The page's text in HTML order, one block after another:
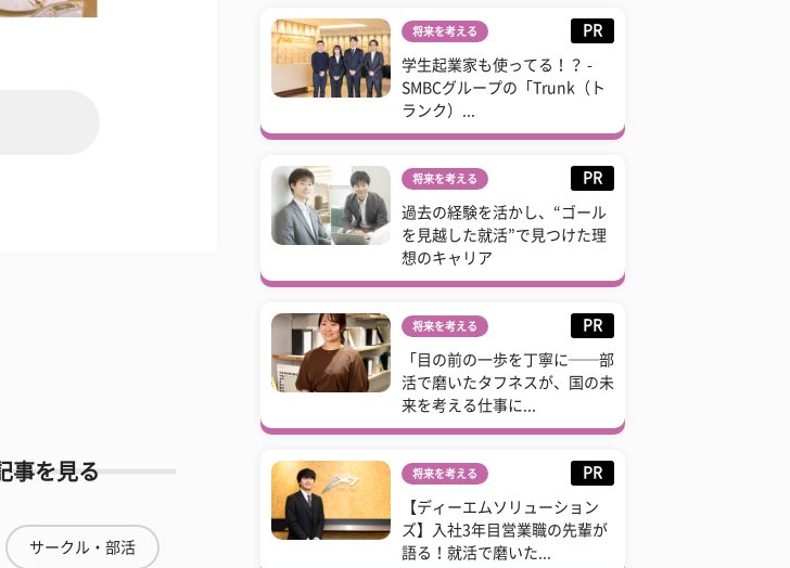
事を見る
サークル・部活
将来を考える PR
学生起業家も使ってる！？ -
SMBCグループの「Trunk（ト
ランク）...
将来を考える PR
過去の経験を活かし、“ゴール
を見越した就活”で見つけた理
想のキャリア
将来を考える PR
「目の前の一歩を丁寧に──部
活で磨いたタフネスが、国の未
来を考える仕事に...
将来を考える PR
【ディーエムソリューション
ズ】入社3年目営業職の先輩が
語る！就活で磨いた...